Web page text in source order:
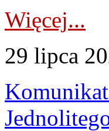
Więcej...
29 lipca